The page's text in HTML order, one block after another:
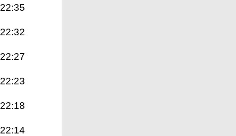
22:35
22:32
22:27
22:23
22:18
22:14